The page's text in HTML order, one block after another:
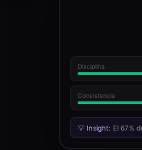
Disciplina
Consistencia
💡 Insight: El 67%